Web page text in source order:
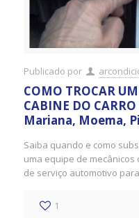
Publicado por
COMO TROCAR
CABINE DO
Mariana, Moema,
Saiba quando e como
uma equipe de
de serviço automotivo
1